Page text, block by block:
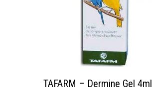
TAFARM – Dermine Gel 4ml